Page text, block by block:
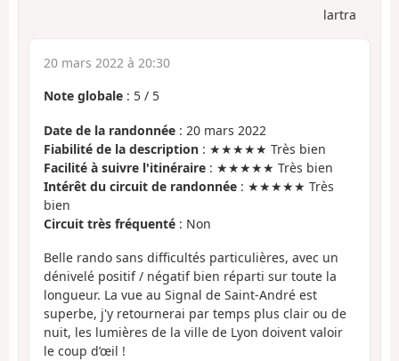
lartra
20 mars 2022 à 20:30
Note globale : 5 / 5
Date de la randonnée : 20 mars 2022
Fiabilité de la description : ★★★★★ Très bien
Facilité à suivre l'itinéraire : ★★★★★ Très bien
Intérêt du circuit de randonnée : ★★★★★ Très
bien
Circuit très fréquenté : Non
Belle rando sans difficultés particulières, avec un
dénivelé positif / négatif bien réparti sur toute la
longueur. La vue au Signal de Saint-André est
superbe, j'y retournerai par temps plus clair ou de
nuit, les lumières de la ville de Lyon doivent valoir
le coup d’œil !